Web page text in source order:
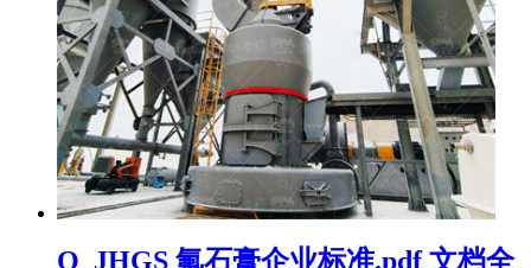
Q_JHGS 氟石膏企业标准.pdf 文档全